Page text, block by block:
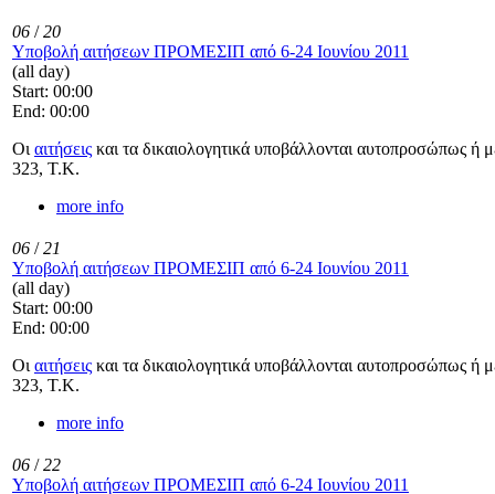
06 /20
Υποβολή αιτήσεων ΠΡΟΜΕΣΙΠ από 6-24 Ιουνίου 2011
(all day)
Start: 00:00
End: 00:00
Οι αιτήσεις και τα δικαιολογητικά υποβάλλονται αυτοπροσώπως
323, Τ.Κ.
more info
06 /21
Υποβολή αιτήσεων ΠΡΟΜΕΣΙΠ από 6-24 Ιουνίου 2011
(all day)
Start: 00:00
End: 00:00
Οι αιτήσεις και τα δικαιολογητικά υποβάλλονται αυτοπροσώπως
323, Τ.Κ.
more info
06 /22
Υποβολή αιτήσεων ΠΡΟΜΕΣΙΠ από 6-24 Ιουνίου 2011